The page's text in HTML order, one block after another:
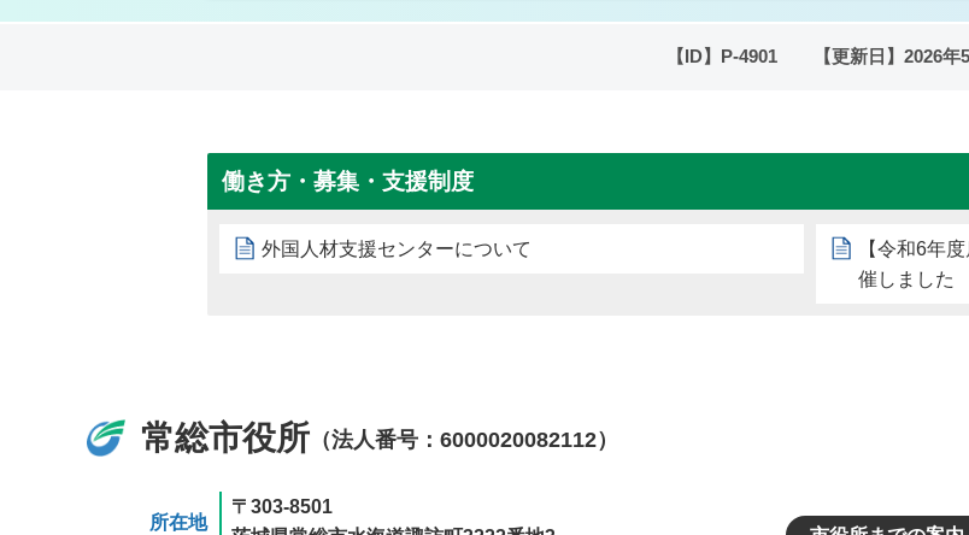
【ID】 P-4901 【更新日】 2026年
働き方・募集・支援制度
外国人材支援センターについて
【令和6年
催しました
常総市役所 （法人番号：6000020082112）
所在地
〒303-8501